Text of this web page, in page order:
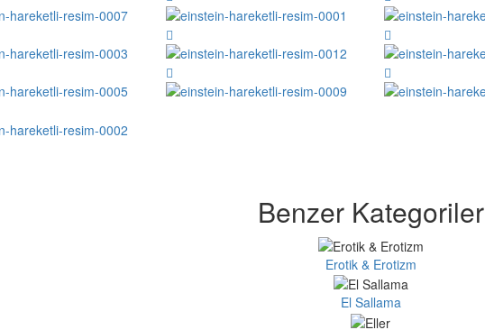
Benzer Kategoriler
Erotik & Erotizm
El Sallama